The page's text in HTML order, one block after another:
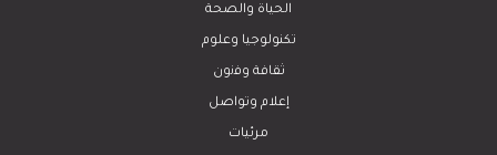
الحياة والصحة
تكنولوجيا وعلوم
ﺛﻘﺎﻓﺔ وﻓﻧون
إعلام وتواصل
مرئيات